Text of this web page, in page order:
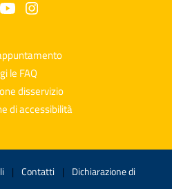
le FAQ
disservizio
di accessibilità
| Contatti | Dichiarazione di